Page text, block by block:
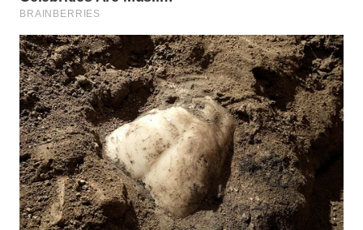
TRAVEL
WAHANA
TV
WAHANANEWS
ID
WAHANANEWS
CO ID